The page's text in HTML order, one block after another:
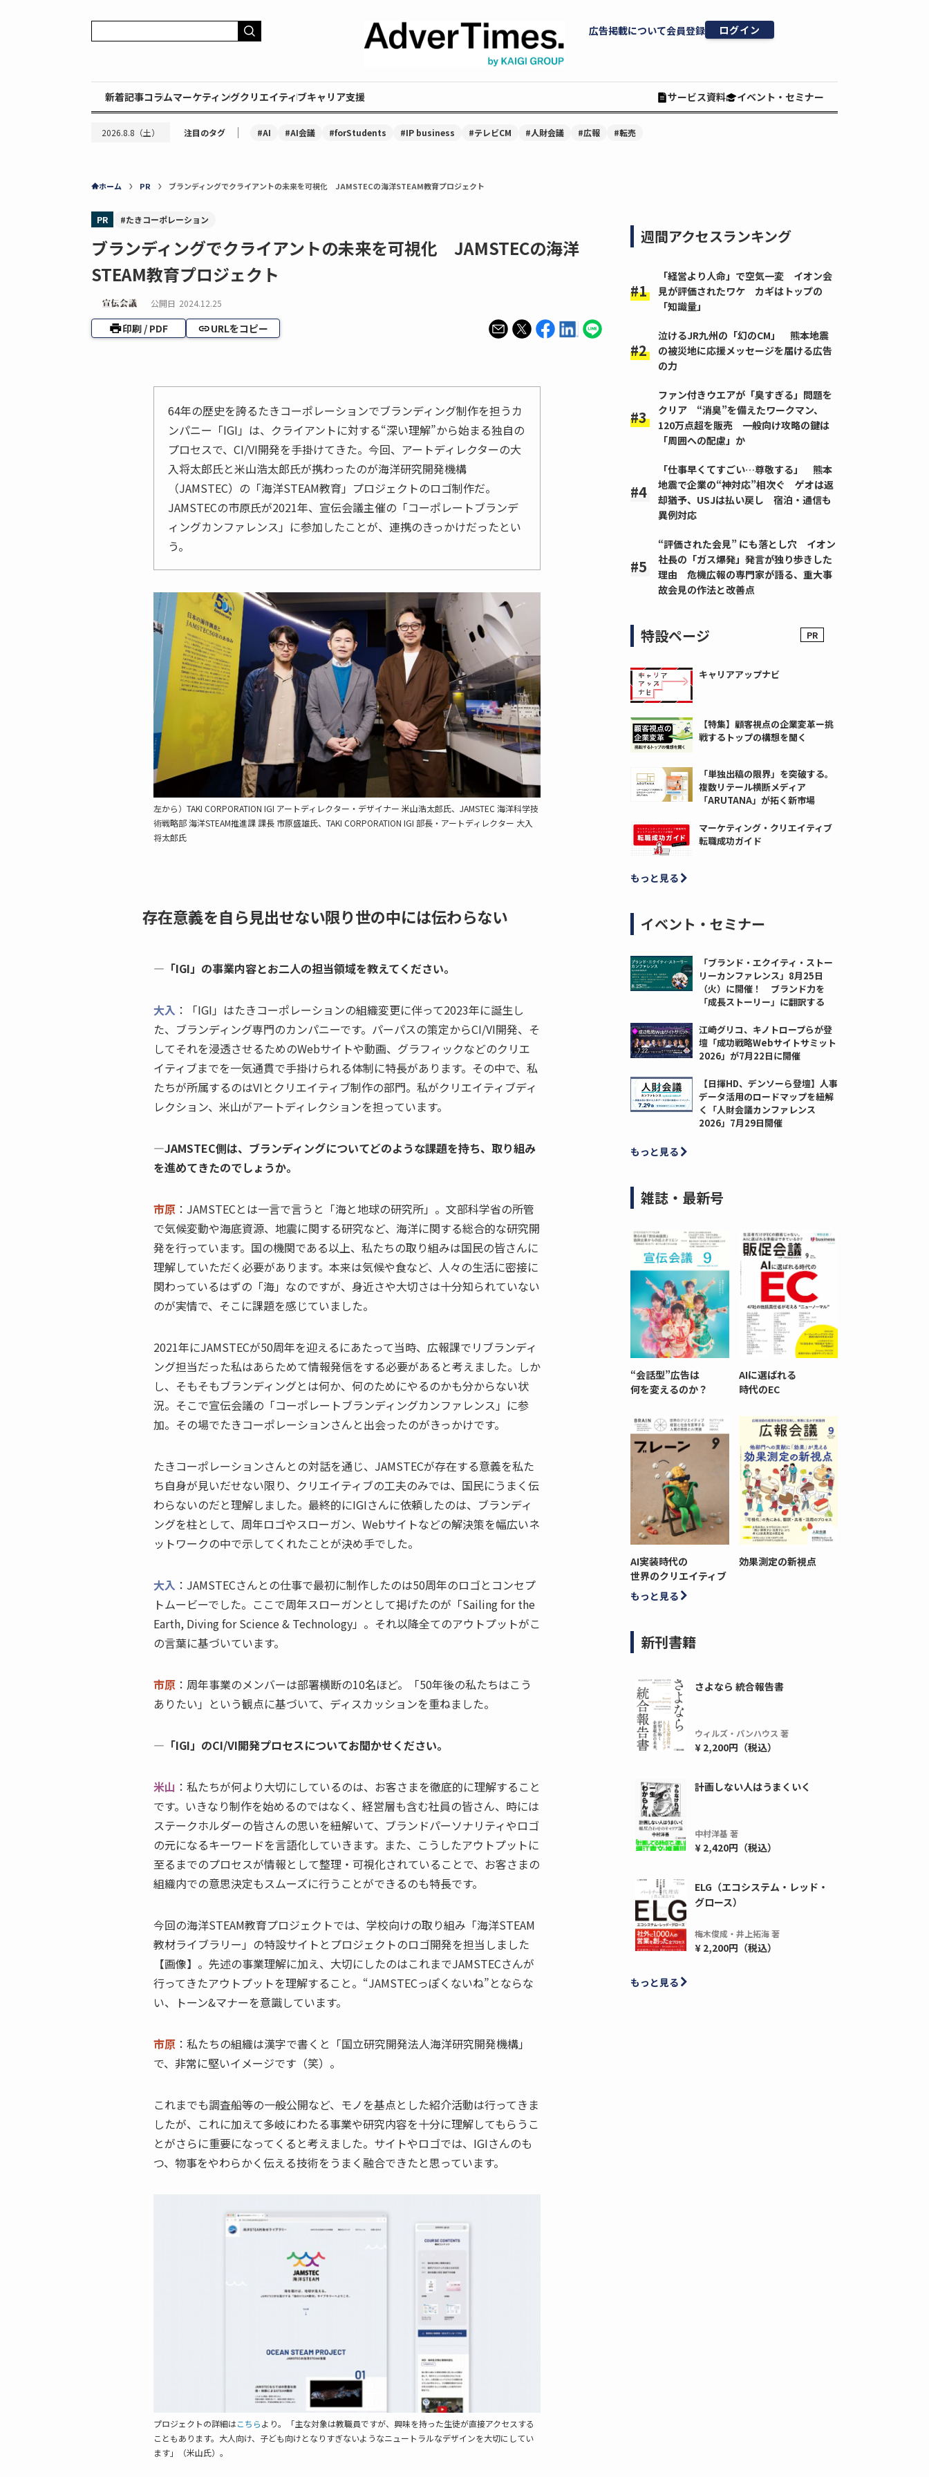
広告掲載について会員登録 ログイン
新着記事コラムマーケティングクリエイティブキャリア支援 サービス資料 イベント・セミナー
2026.8.8（土） 注目のタグ ｜ #AI #AI会議 #forStudents #IP business #テレビCM #人財会議 #広報 #転売
ホーム PR ブランディングでクライアントの未来を可視化 JAMSTECの海洋STEAM教育プロジェクト
PR #たきコーポレーション
ブランディングでクライアントの未来を可視化 JAMSTECの海洋
STEAM教育プロジェクト
公開日 2024.12.25
印刷 / PDF URLをコピー
64年の歴史を誇るたきコーポレーションでブランディング制作を担うカ
ンパニー「IGI」は、クライアントに対する“深い理解”から始まる独自の
プロセスで、CI/VI開発を手掛けてきた。今回、アートディレクターの大
入将太郎氏と米山浩太郎氏が携わったのが海洋研究開発機構
（JAMSTEC）の「海洋STEAM教育」プロジェクトのロゴ制作だ。
JAMSTECの市原氏が2021年、宣伝会議主催の「コーポレートブランデ
ィングカンファレンス」に参加したことが、連携のきっかけだったとい
う。
左から）TAKI CORPORATION IGI アートディレクター・デザイナー 米山浩太郎氏、JAMSTEC 海洋科学技
術戦略部 海洋STEAM推進課 課長 市原盛雄氏、TAKI CORPORATION IGI 部長・アートディレクター 大入
将太郎氏
存在意義を自ら見出せない限り世の中には伝わらない
―「IGI」の事業内容とお二人の担当領域を教えてください。
大入 ：「IGI」はたきコーポレーションの組織変更に伴って2023年に誕生し
た、ブランディング専門のカンパニーです。パーパスの策定からCI/VI開発、そ
してそれを浸透させるためのWebサイトや動画、グラフィックなどのクリエ
イティブまでを一気通貫で手掛けられる体制に特長があります。その中で、私
たちが所属するのはVIとクリエイティブ制作の部門。私がクリエイティブディ
レクション、米山がアートディレクションを担っています。
―JAMSTEC側は、ブランディングについてどのような課題を持ち、取り組み
を進めてきたのでしょうか。
市原 ：JAMSTECとは一言で言うと「海と地球の研究所」。文部科学省の所管
で気候変動や海底資源、地震に関する研究など、海洋に関する総合的な研究開
発を行っています。国の機関である以上、私たちの取り組みは国民の皆さんに
理解していただく必要があります。本来は気候や食など、人々の生活に密接に
関わっているはずの「海」なのですが、身近さや大切さは十分知られていない
のが実情で、そこに課題を感じていました。
2021年にJAMSTECが50周年を迎えるにあたって当時、広報課でリブランディ
ング担当だった私はあらためて情報発信をする必要があると考えました。しか
し、そもそもブランディングとは何か、何のためにやるのかも分からない状
況。そこで宣伝会議の「コーポレートブランディングカンファレンス」に参
加。その場でたきコーポレーションさんと出会ったのがきっかけです。
たきコーポレーションさんとの対話を通じ、JAMSTECが存在する意義を私た
ち自身が見いだせない限り、クリエイティブの工夫のみでは、国民にうまく伝
わらないのだと理解しました。最終的にIGIさんに依頼したのは、ブランディ
ングを柱として、周年ロゴやスローガン、Webサイトなどの解決策を幅広いネ
ットワークの中で示してくれたことが決め手でした。
大入 ：JAMSTECさんとの仕事で最初に制作したのは50周年のロゴとコンセプ
トムービーでした。ここで周年スローガンとして掲げたのが「Sailing for the
Earth, Diving for Science & Technology」。それ以降全てのアウトプットがこ
の言葉に基づいています。
市原 ：周年事業のメンバーは部署横断の10名ほど。「50年後の私たちはこう
ありたい」という観点に基づいて、ディスカッションを重ねました。
―「IGI」のCI/VI開発プロセスについてお聞かせください。
米山 ：私たちが何より大切にしているのは、お客さまを徹底的に理解すること
です。いきなり制作を始めるのではなく、経営層も含む社員の皆さん、時には
ステークホルダーの皆さんの思いを紐解いて、ブランドパーソナリティやロゴ
の元になるキーワードを言語化していきます。また、こうしたアウトプットに
至るまでのプロセスが情報として整理・可視化されていることで、お客さまの
組織内での意思決定もスムーズに行うことができるのも特長です。
今回の海洋STEAM教育プロジェクトでは、学校向けの取り組み「海洋STEAM
教材ライブラリー」の特設サイトとプロジェクトのロゴ開発を担当しました
【画像】。先述の事業理解に加え、大切にしたのはこれまでJAMSTECさんが
行ってきたアウトプットを理解すること。“JAMSTECっぽくないね”とならな
い、トーン&マナーを意識しています。
市原 ：私たちの組織は漢字で書くと「国立研究開発法人海洋研究開発機構」
で、非常に堅いイメージです（笑）。
これまでも調査船等の一般公開など、モノを基点とした紹介活動は行ってきま
したが、これに加えて多岐にわたる事業や研究内容を十分に理解してもらうこ
とがさらに重要になってくると考えました。サイトやロゴでは、IGIさんのも
つ、物事をやわらかく伝える技術をうまく融合できたと思っています。
プロジェクトの詳細はこちらより。「主な対象は教職員ですが、興味を持った生徒が直接アクセスする
こともあります。大人向け、子ども向けとなりすぎないようなニュートラルなデザインを大切にしてい
ます」（米山氏）。
週間アクセスランキング
「経営より人命」で空気一変 イオン会
見が評価されたワケ カギはトップの
「知識量」
泣けるJR九州の「幻のCM」 熊本地震
の被災地に応援メッセージを届ける広告
の力
ファン付きウエアが「臭すぎる」問題を
クリア “消臭”を備えたワークマン、
120万点超を販売 一般向け攻略の鍵は
「周囲への配慮」か
「仕事早くてすごい…尊敬する」 熊本
地震で企業の“神対応”相次ぐ ゲオは返
却猶予、USJは払い戻し 宿泊・通信も
異例対応
“評価された会見” にも落とし穴 イオン
社長の「ガス爆発」発言が独り歩きした
理由 危機広報の専門家が語る、重大事
故会見の作法と改善点
特設ページ
キャリアアップナビ
【特集】顧客視点の企業変革ー挑
戦するトップの構想を聞く
「単独出稿の限界」を突破する。
複数リテール横断メディア
「ARUTANA」が拓く新市場
マーケティング・クリエイティブ
転職成功ガイド
もっと見る
イベント・セミナー
「ブランド・エクイティ・ストー
リーカンファレンス」8月25日
（火）に開催！ ブランド力を
「成長ストーリー」に翻訳する
江崎グリコ、キノトロープらが登
壇「成功戦略Webサイトサミット
2026」が7月22日に開催
【日揮HD、デンソーら登壇】人事
データ活用のロードマップを紐解
く「人財会議カンファレンス
2026」7月29日開催
もっと見る
雑誌・最新号
“会話型”広告は
何を変えるのか？
AIに選ばれる
時代のEC
AI実装時代の
世界のクリエイティブ
効果測定の新視点
もっと見る
新刊書籍
さよなら 統合報告書
ウィルズ・パンハウス 著
¥ 2,200円（税込）
計画しない人はうまくいく
中村洋基 著
¥ 2,420円（税込）
ELG（エコシステム・レッド・
グロース）
梅木俊成・井上拓海 著
¥ 2,200円（税込）
もっと見る